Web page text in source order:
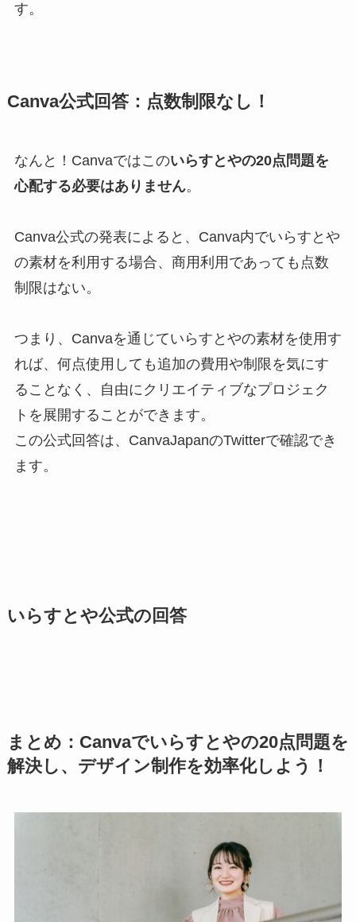
す。
Canva公式回答：点数制限なし！
なんと！Canvaではこのいらすとやの20点問題を
心配する必要はありません。
Canva公式の発表によると、Canva内でいらすとや
の素材を利用する場合、商用利用であっても点数
制限はない。
つまり、Canvaを通じていらすとやの素材を使用す
れば、何点使用しても追加の費用や制限を気にす
ることなく、自由にクリエイティブなプロジェク
トを展開することができます。
この公式回答は、CanvaJapanのTwitterで確認でき
ます。
いらすとや公式の回答
まとめ：Canvaでいらすとやの20点問題を
解決し、デザイン制作を効率化しよう！